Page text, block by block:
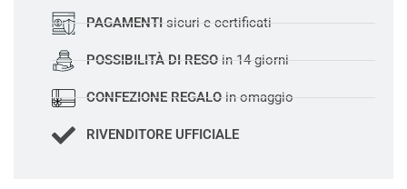
PAGAMENTI sicuri e certificati
POSSIBILITÀ DI RESO in 14 giorni
CONFEZIONE REGALOin omaggio
RIVENDITORE UFFICIALE